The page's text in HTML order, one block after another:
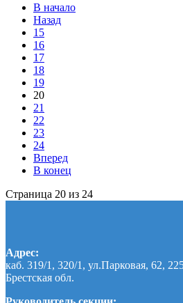
В начало
Назад
15
16
17
18
19
20
21
22
23
24
Вперед
В конец
Страница 20 из 24
Адрес:
каб. 319/1, 320/1, ул.Парковая, 62,
Брестская обл.